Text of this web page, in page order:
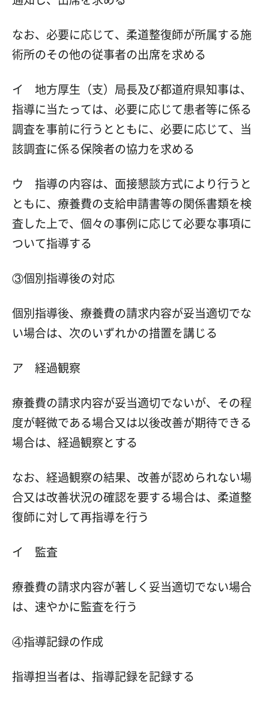
なお、必要に応じて、柔道整復師が所属する施
術所のその他の従事者の出席を求める
イ 地方厚生（支）局長及び都道府県知事は、
指導に当たっては、必要に応じて患者等に係る
調査を事前に行うとともに、必要に応じて、当
該調査に係る保険者の協力を求める
ウ 指導の内容は、面接懇談方式により行うと
ともに、療養費の支給申請書等の関係書類を検
査した上で、個々の事例に応じて必要な事項に
ついて指導する
③個別指導後の対応
個別指導後、療養費の請求内容が妥当適切でな
い場合は、次のいずれかの措置を講じる
ア 経過観察
療養費の請求内容が妥当適切でないが、その程
度が軽微である場合又は以後改善が期待できる
場合は、経過観察とする
なお、経過観察の結果、改善が認められない場
合又は改善状況の確認を要する場合は、柔道整
復師に対して再指導を行う
イ 監査
療養費の請求内容が著しく妥当適切でない場合
は、速やかに監査を行う
④指導記録の作成
指導担当者は、指導記録を記録する